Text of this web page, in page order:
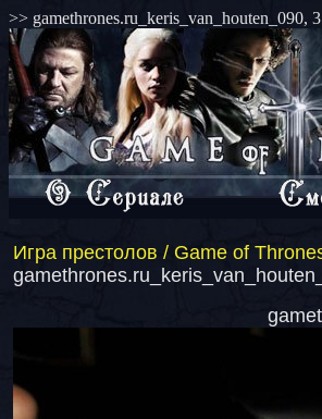
>> gamethrones.ru_keris_van_houten_090,
Игра престолов / Game of